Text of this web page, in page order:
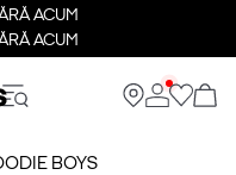
ACUM
ACUM
BOYS